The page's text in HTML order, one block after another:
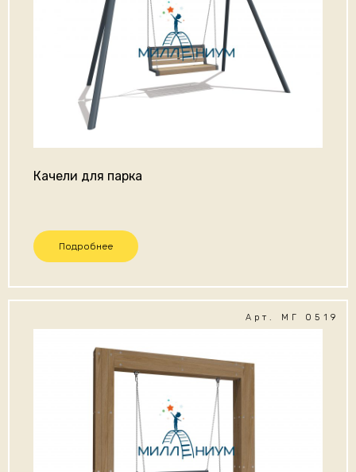
Качели для парка
Подробнее
Арт. МГ 0519